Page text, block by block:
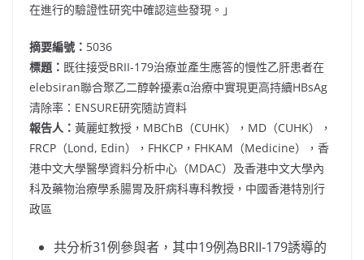
在進行的驗證性研究中確認這些發現。」
摘要編號： 5036
標題： 既往接受BRII-179治療並產生應答的慢性乙肝患者在
elebsiran聯合聚乙二醇幹擾素α治療中實現更高持續HBsAg
清除率：ENSURE研究隨訪資料
報告人： 黃麗虹教授，MBChB（CUHK），MD（CUHK），
FRCP（Lond, Edin），FHKCP，FHKAM（Medicine），香
港中文大學醫學資料分析中心（MDAC）及香港中文大學內
科及藥物治療學系腸胃及肝病科專科教授，中國香港特別行
政區
共分析31例參與者，其中19例為BRII-179誘導的